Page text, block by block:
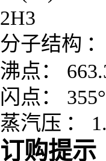
2H3
分子结构 ：
沸点：
闪点：
蒸汽压 ：
订购提示